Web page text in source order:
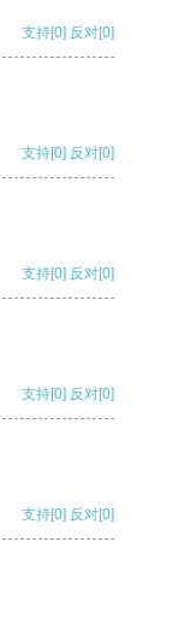
支持[0] 反对[0]
支持[0] 反对[0]
支持[0] 反对[0]
支持[0] 反对[0]
支持[0] 反对[0]